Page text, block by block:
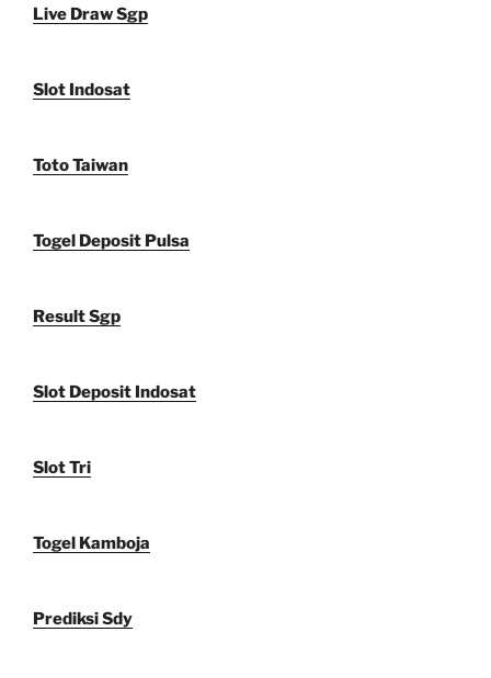
Live Draw Sgp
Slot Indosat
Toto Taiwan
Togel Deposit Pulsa
Result Sgp
Slot Deposit Indosat
Slot Tri
Togel Kamboja
Prediksi Sdy